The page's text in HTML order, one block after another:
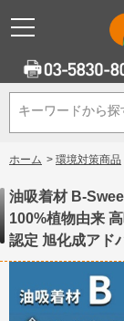
キーワードから探
キーワードから探
ホーム > 環境対策商品
油吸着材 B-
100%植物由来
認定 旭化成アド